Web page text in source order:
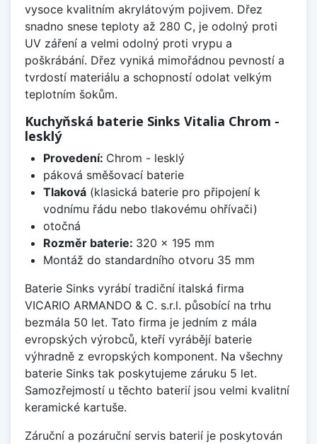
vysoce kvalitním akrylátovým pojivem. Dřez
snadno snese teploty až 280 C, je odolný proti
UV záření a velmi odolný proti vrypu a
poškrábání. Dřez vyniká mimořádnou pevností a
tvrdostí materiálu a schopností odolat velkým
teplotním šokům.
Kuchyňská baterie Sinks Vitalia Chrom -
lesklý
Provedení: Chrom - lesklý
páková směšovací baterie
Tlaková(klasická baterie pro připojení k
vodnímu řádu nebo tlakovému ohřívači)
otočná
Rozměr baterie: 320 x 195 mm
Montáž do standardního otvoru 35 mm
Baterie Sinks vyrábí tradiční italská firma
VICARIO ARMANDO & C. s.r.l. působící na trhu
bezmála 50 let. Tato firma je jedním z mála
evropských výrobců, kteří vyrábějí baterie
výhradně z evropských komponent. Na všechny
baterie Sinks tak poskytujeme záruku 5 let.
Samozřejmostí u těchto baterií jsou velmi kvalitní
keramické kartuše.
Záruční a pozáruční servis baterií je poskytován